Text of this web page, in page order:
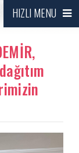
HIZLI MENU